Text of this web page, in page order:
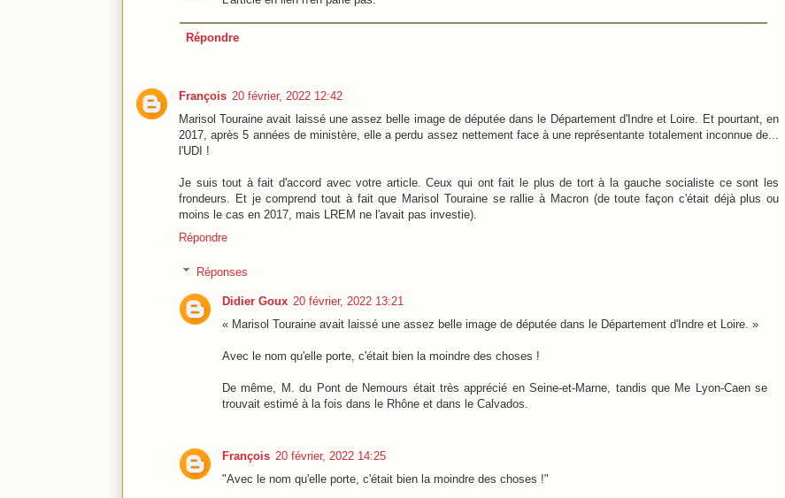
Répondre
François 20 février, 2022 12:42
Marisol Touraine avait laissé une assez belle image de députée dans le Département d'Indre et Loire. Et pourtant, en
2017, après 5 années de ministère, elle a perdu assez nettement face à une représentante totalement inconnue de...
l'UDI !
Je suis tout à fait d'accord avec votre article. Ceux qui ont fait le plus de tort à la gauche socialiste ce sont les
frondeurs. Et je comprend tout à fait que Marisol Touraine se rallie à Macron (de toute façon c'était déjà plus ou
moins le cas en 2017, mais LREM ne l'avait pas investie).
Répondre
Réponses
Didier Goux 20 février, 2022 13:21
« Marisol Touraine avait laissé une assez belle image de députée dans le Département d'Indre et Loire. »
Avec le nom qu'elle porte, c'était bien la moindre des choses !
De même, M. du Pont de Nemours était très apprécié en Seine-et-Marne, tandis que Me Lyon-Caen se
trouvait estimé à la fois dans le Rhône et dans le Calvados.
François 20 février, 2022 14:25
"Avec le nom qu'elle porte, c'était bien la moindre des choses !"